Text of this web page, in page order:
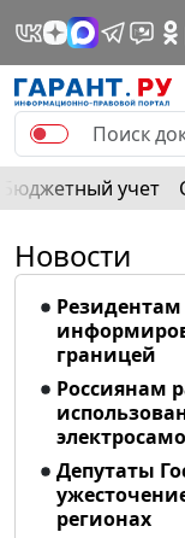
Бюджетный учет
Новости
границей
Россиянам
Депутаты
регионах